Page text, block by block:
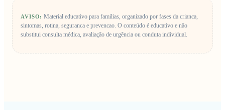
AVISO: Material educativo para familias, organizado por fases da crianca,
sintomas, rotina, seguranca e prevencao. O conteúdo é educativo e não
substitui consulta médica, avaliação de urgência ou conduta individual.